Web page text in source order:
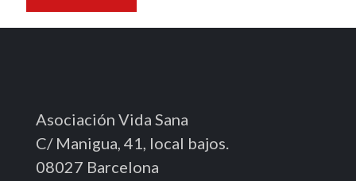
Asociación Vida Sana
C/ Manigua, 41, local bajos.
08027 Barcelona